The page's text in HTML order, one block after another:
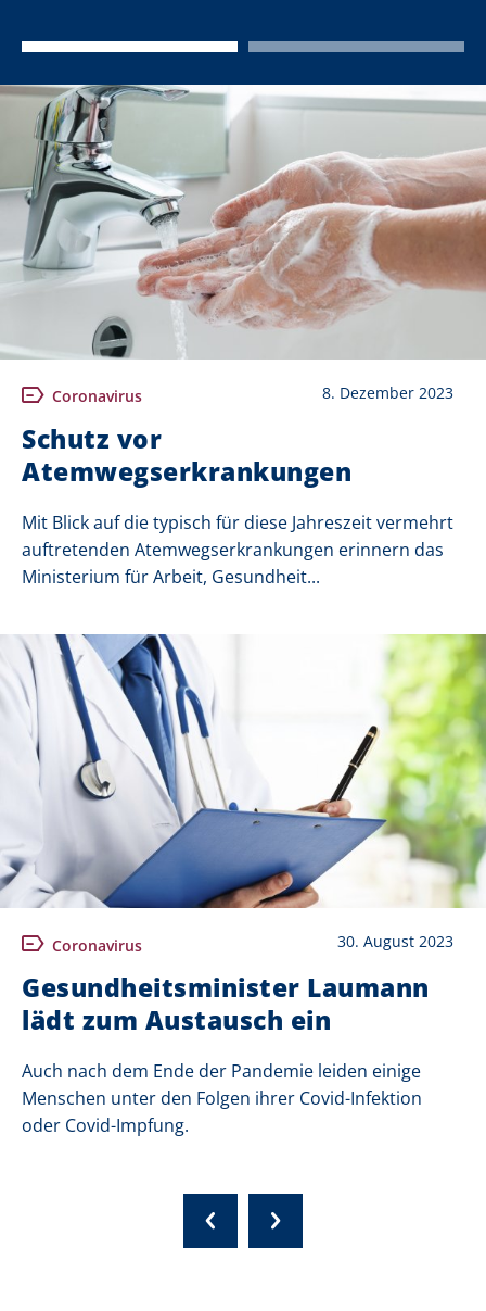
Coronavirus 8. Dezember 2023
Schutz vor
Atemwegserkrankungen
Mit Blick auf die typisch für diese Jahreszeit vermehrt
auftretenden Atemwegserkrankungen erinnern das
Ministerium für Arbeit, Gesundheit...
Coronavirus 30. August 2023
Gesundheitsminister Laumann
lädt zum Austausch ein
Auch nach dem Ende der Pandemie leiden einige
Menschen unter den Folgen ihrer Covid-Infektion
oder Covid-Impfung.